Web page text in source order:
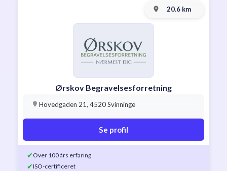
20.6 km
Ørskov Begravelsesforretning
Hovedgaden 21, 4520 Svinninge
Se profil
✔ Over 100 års erfaring
✔ISO-certificeret